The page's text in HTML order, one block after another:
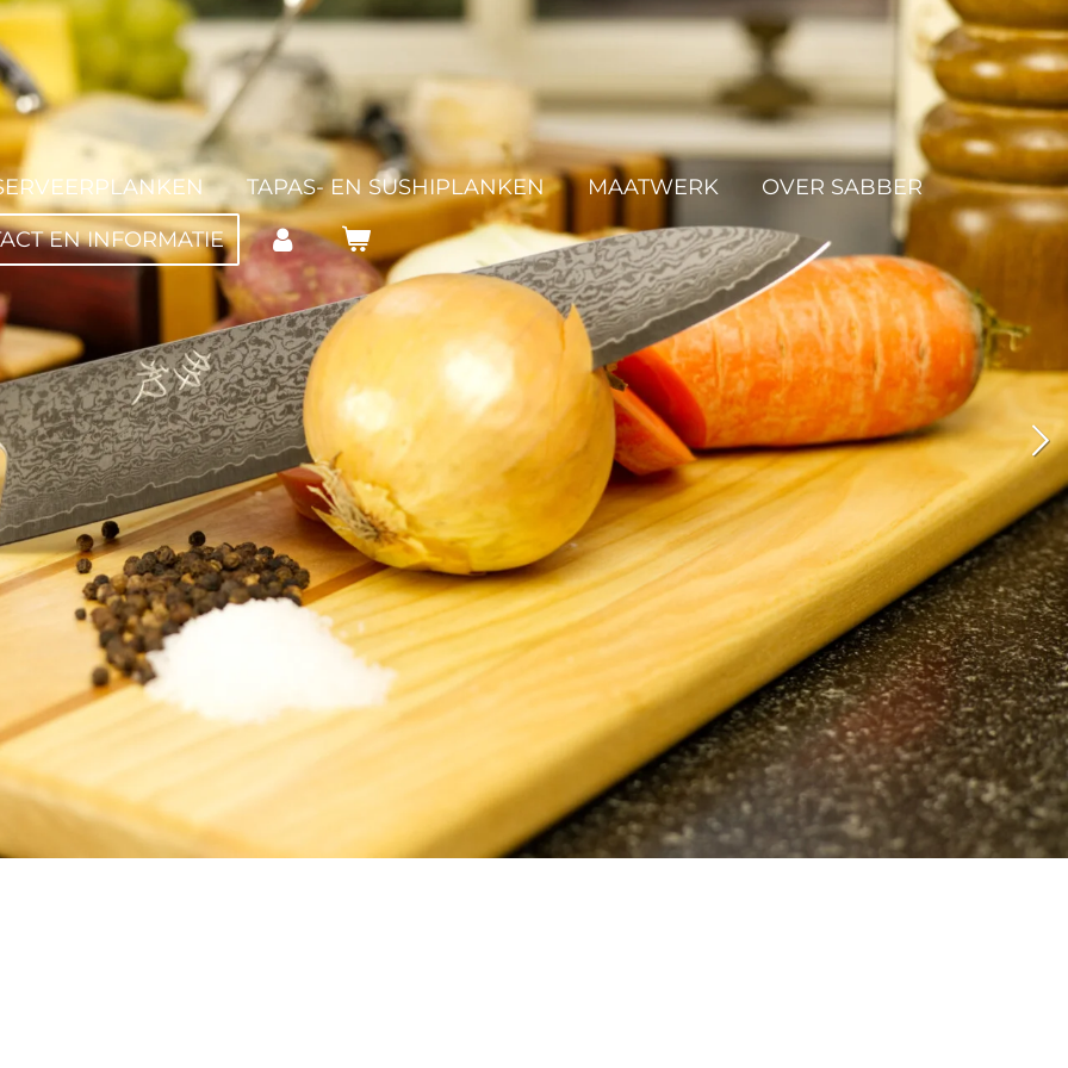
TAPAS- EN SUSHIPLANKEN MAATWERK
OVER SABBER
EN INFORMATIE